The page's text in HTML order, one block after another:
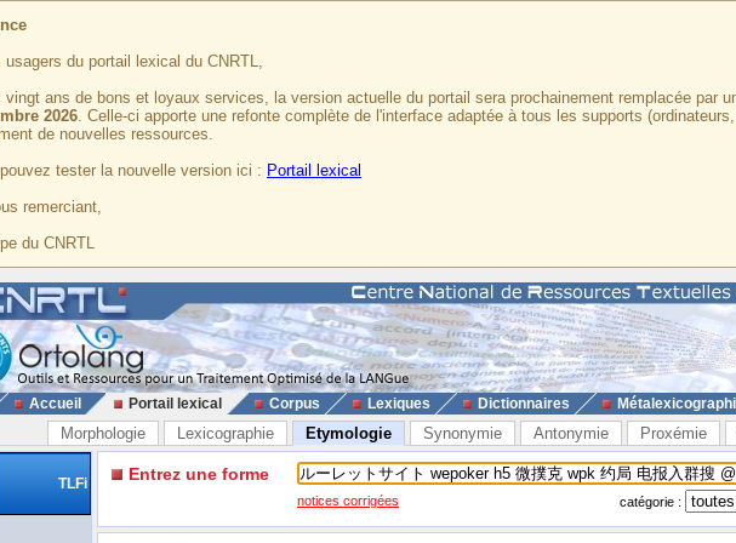
usagers du portail lexical du CNRTL,
vingt ans de bons et loyaux services, la version actuelle du portail sera prochainement remplacée par
2026. Celle-ci apporte une refonte complète de l'interface adaptée à tous les supports
de nouvelles ressources.
tester la nouvelle version ici : Portail lexical
remerciant,
du CNRTL
Accueil Portail lexical Corpus Lexiques Dictionnaires
Morphologie Lexicographie Etymologie Synonymie Antonymie Proxémie
TLFi Entrez une forme
notices corrigées catégorie :